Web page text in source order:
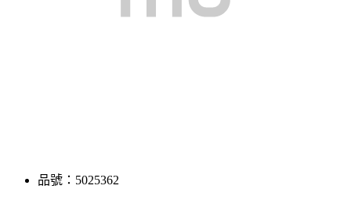
品號：5025362